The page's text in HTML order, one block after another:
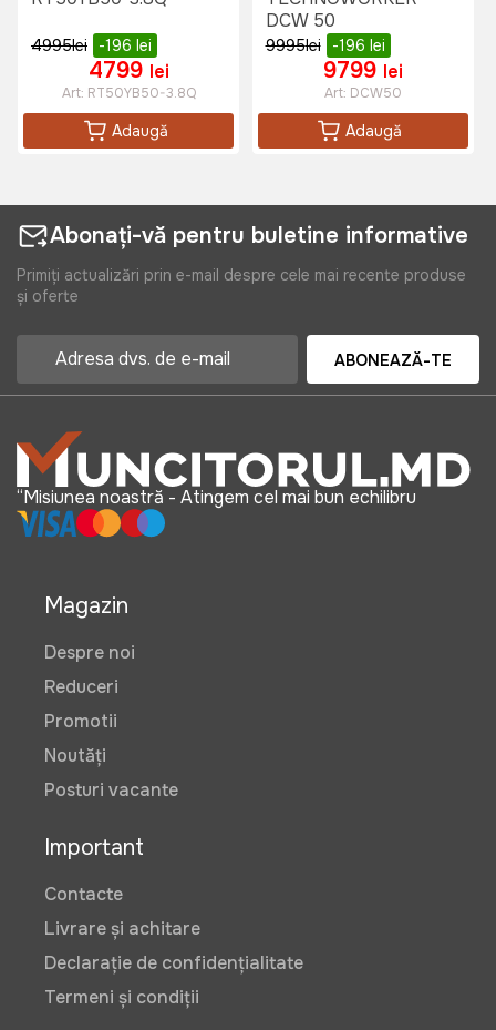
4995lei -196 lei
4799 lei
Art: RT50YB50-3.8Q
Adaugă
DCW 50
9995lei -196 lei
9799 lei
Art: DCW50
Adaugă
Abonați-vă pentru buletine informative
Primiți actualizări prin e-mail despre cele mai recente produse
și oferte
ABONEAZĂ-TE
“Misiunea noastră - Atingem cel mai bun echilibru
Magazin
Despre noi
Reduceri
Promotii
Noutăți
Posturi vacante
Important
Contacte
Livrare și achitare
Declarație de confidențialitate
Termeni și condiții